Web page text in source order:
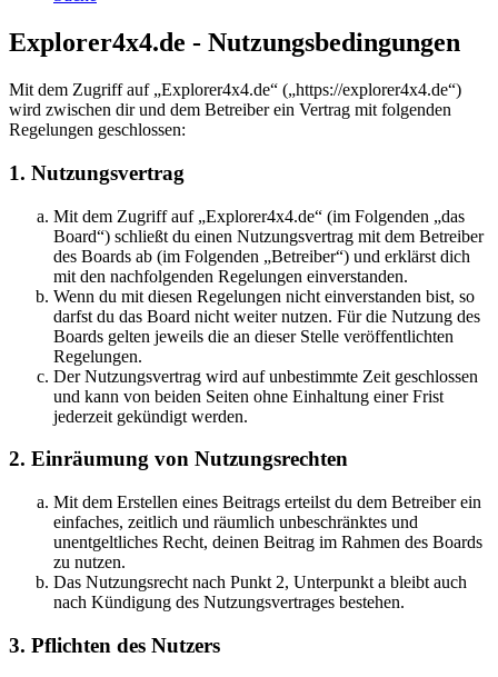
Explorer4x4.de - Nutzungsbedingungen
Mit dem Zugriff auf „Explorer4x4.de“ („https://explorer4x4.de“)
wird zwischen dir und dem Betreiber ein Vertrag mit folgenden
Regelungen geschlossen:
1. Nutzungsvertrag
Mit dem Zugriff auf „Explorer4x4.de“ (im Folgenden „das
Board“) schließt du einen Nutzungsvertrag mit dem Betreiber
des Boards ab (im Folgenden „Betreiber“) und erklärst dich
mit den nachfolgenden Regelungen einverstanden.
Wenn du mit diesen Regelungen nicht einverstanden bist, so
darfst du das Board nicht weiter nutzen. Für die Nutzung des
Boards gelten jeweils die an dieser Stelle veröffentlichten
Regelungen.
Der Nutzungsvertrag wird auf unbestimmte Zeit geschlossen
und kann von beiden Seiten ohne Einhaltung einer Frist
jederzeit gekündigt werden.
2. Einräumung von Nutzungsrechten
Mit dem Erstellen eines Beitrags erteilst du dem Betreiber ein
einfaches, zeitlich und räumlich unbeschränktes und
unentgeltliches Recht, deinen Beitrag im Rahmen des Boards
zu nutzen.
Das Nutzungsrecht nach Punkt 2, Unterpunkt a bleibt auch
nach Kündigung des Nutzungsvertrages bestehen.
3. Pflichten des Nutzers